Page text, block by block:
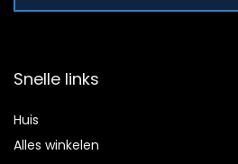
Snelle links
Huis
Alles winkelen